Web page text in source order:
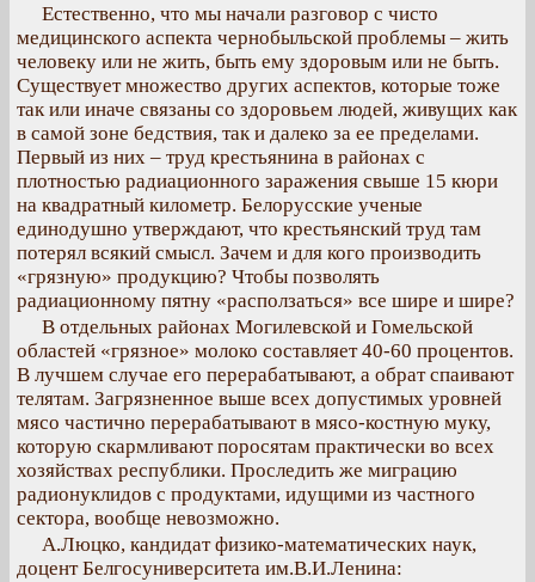
Естественно, что мы начали разговор с чисто
медицинского аспекта чернобыльской проблемы – жить
человеку или не жить, быть ему здоровым или не быть.
Существует множество других аспектов, которые тоже
так или иначе связаны со здоровьем людей, живущих как
в самой зоне бедствия, так и далеко за ее пределами.
Первый из них – труд крестьянина в районах с
плотностью радиационного заражения свыше 15 кюри
на квадратный километр. Белорусские ученые
единодушно утверждают, что крестьянский труд там
потерял всякий смысл. Зачем и для кого производить
«грязную» продукцию? Чтобы позволять
радиационному пятну «расползаться» все шире и шире?
В отдельных районах Могилевской и Гомельской
областей «грязное» молоко составляет 40-60 процентов.
В лучшем случае его перерабатывают, а обрат спаивают
телятам. Загрязненное выше всех допустимых уровней
мясо частично перерабатывают в мясо-костную муку,
которую скармливают поросятам практически во всех
хозяйствах республики. Проследить же миграцию
радионуклидов с продуктами, идущими из частного
сектора, вообще невозможно.
А.Люцко, кандидат физико-математических наук,
доцент Белгосуниверситета им.В.И.Ленина: